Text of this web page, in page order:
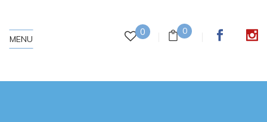
0 0
MENU